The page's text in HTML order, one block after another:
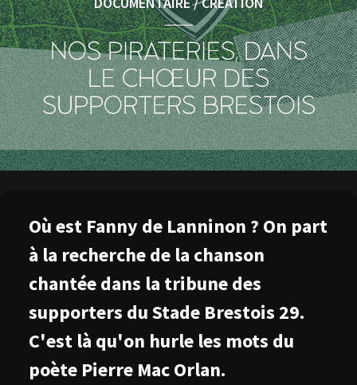
NOS PIRATERIES, DANS
LE CHŒUR DES
SUPPORTERS BRESTOIS
Où est Fanny de Lanninon ? On part
à la recherche de la chanson
chantée dans la tribune des
supporters du Stade Brestois 29.
C'est là qu'on hurle les mots du
poète Pierre Mac Orlan.